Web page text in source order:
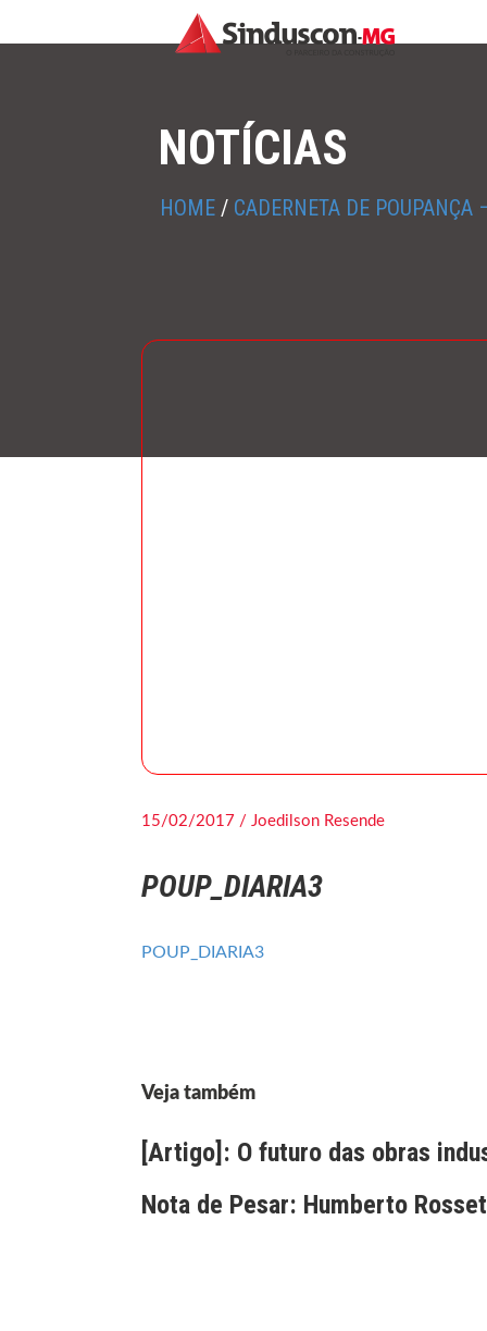
NOTÍCIAS
HOME / CADERNETA DE
15/02/2017 / Joedilson Resende
POUP_DIARIA3
POUP_DIARIA3
Veja também
[Artigo]: O futuro das obras
Nota de Pesar: Humberto